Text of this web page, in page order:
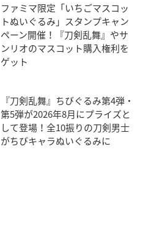
ファミマ限定「いちごマスコッ
トぬいぐるみ」スタンプキャン
ペーン開催！『刀剣乱舞』やサ
ンリオのマスコット購入権利を
ゲット
『刀剣乱舞』ちびぐるみ第4弾・
第5弾が2026年8月にプライズと
して登場！全10振りの刀剣男士
がちびキャラぬいぐるみに